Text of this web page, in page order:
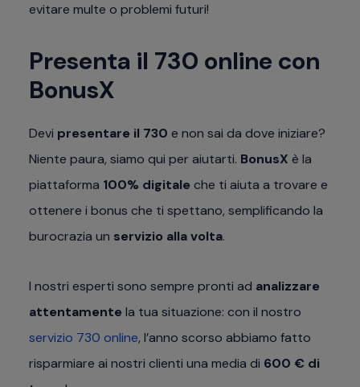
evitare multe o problemi futuri!
Presenta il 730 online con
BonusX
Devi presentare il 730 e non sai da dove iniziare?
Niente paura, siamo qui per aiutarti. BonusX è la
piattaforma 100% digitale che ti aiuta a trovare e
ottenere i bonus che ti spettano, semplificando la
burocrazia un servizio alla volta.
I nostri esperti sono sempre pronti ad analizzare
attentamente la tua situazione: con il nostro
servizio 730 online, l’anno scorso abbiamo fatto
risparmiare ai nostri clienti una media di 600 € di